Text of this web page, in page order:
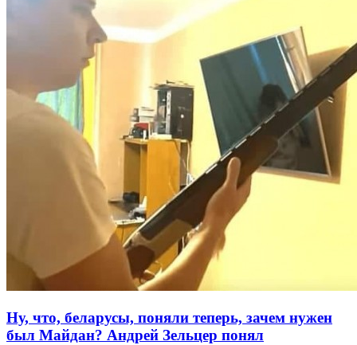
Ну, что, беларусы, поняли теперь, зачем нужен
был Майдан? Андрей Зельцер понял